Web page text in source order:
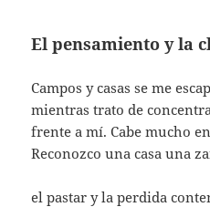
El pensamiento y la
Campos y casas se me
mientras trato de
frente a mí. Cabe mucho
Reconozco una casa una
el pastar y la perdida